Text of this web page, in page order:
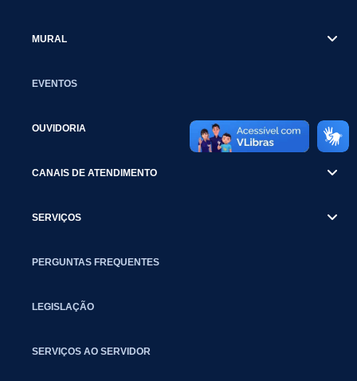
MURAL
EVENTOS
OUVIDORIA
CANAIS DE ATENDIMENTO
SERVIÇOS
PERGUNTAS FREQUENTES
LEGISLAÇÃO
SERVIÇOS AO SERVIDOR